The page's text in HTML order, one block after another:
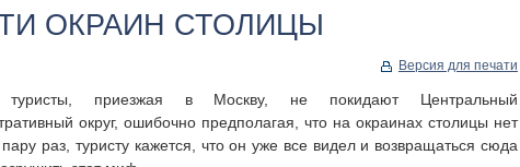
ОКРАИН СТОЛИЦЫ
Версия для печати
туристы, приезжая в Москву, не покидают Центральный
округ, ошибочно предполагая, что на окраинах столицы нет
раз, туристу кажется, что он уже все видел и возвращаться сюда